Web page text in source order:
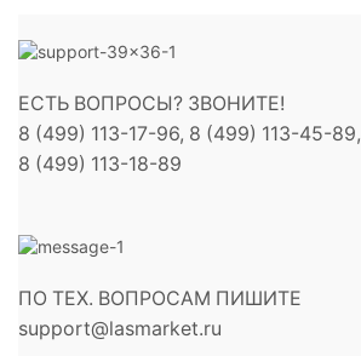
ЕСТЬ ВОПРОСЫ? ЗВОНИТЕ!
8 (499) 113-17-96, 8 (499) 113-45-89,
8 (499) 113-18-89
ПО ТЕХ. ВОПРОСАМ ПИШИТЕ
support@lasmarket.ru